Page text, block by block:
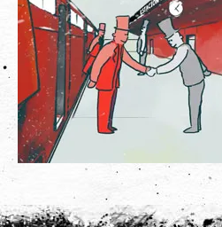
Clientes
Adquiere su Obra